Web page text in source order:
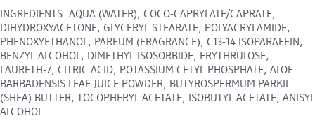
INGREDIENTS: AQUA (WATER), COCO-CAPRYLATE/CAPRATE,
DIHYDROXYACETONE, GLYCERYL STEARATE, POLYACRYLAMIDE,
PHENOXYETHANOL, PARFUM (FRAGRANCE), C13-14 ISOPARAFFIN,
BENZYL ALCOHOL, DIMETHYL ISOSORBIDE, ERYTHRULOSE,
LAURETH-7, CITRIC ACID, POTASSIUM CETYL PHOSPHATE, ALOE
BARBADENSIS LEAF JUICE POWDER, BUTYROSPERMUM PARKII
(SHEA) BUTTER, TOCOPHERYL ACETATE, ISOBUTYL ACETATE, ANISYL
ALCOHOL.